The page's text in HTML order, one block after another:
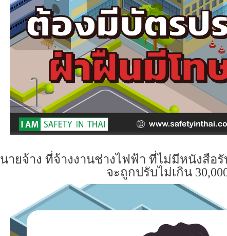
นายจ้าง ที่จ้างงานช่างไฟฟ้า ที่ไม่มีหนังสือ
จะถูกปรับไม่เกิน 30,